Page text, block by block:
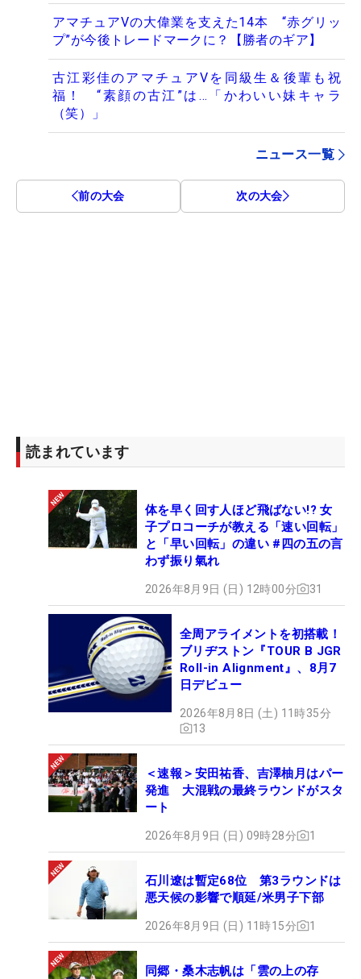
アマチュアVの大偉業を支えた14本 “赤グリッ
プ”が今後トレードマークに？【勝者のギア】
古江彩佳のアマチュアVを同級生＆後輩も祝
福！ “素顔の古江”は…「かわいい妹キャラ
（笑）」
ニュース一覧
前の大会 次の大会
読まれています
体を早く回す人ほど飛ばない!? 女
子プロコーチが教える「速い回転」
と「早い回転」の違い #四の五の言
わず振り氣れ
2026年8月9日 (日) 12時00分 31
全周アライメントを初搭載！
ブリヂストン『TOUR B JGR
Roll-in Alignment』、8月7
日デビュー
2026年8月8日 (土) 11時35分
13
＜速報＞安田祐香、吉澤柚月はパー
発進 大混戦の最終ラウンドがスタ
ート
2026年8月9日 (日) 09時28分 1
石川遼は暫定68位 第3ラウンドは
悪天候の影響で順延/米男子下部
2026年8月9日 (日) 11時15分 1
同郷・桑木志帆は「雲の上の存